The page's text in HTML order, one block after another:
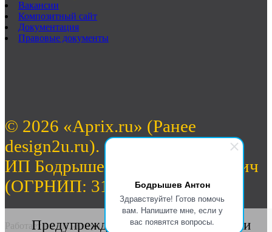
Бодрышев Антон
Здравствуйте! Готов помочь
вам. Напишите мне, если у
вас появятся вопросы.
Вакансии
Композитный сайт
Документация
Правовые документы
© 2026 «Aprix.ru» (Ранее
design2u.ru).
ИП Бодрышев Антон Валерьевич
(ОГРНИП: 312774632701462)
Работает на «1С-Битрикс: Управление сайтом».
Предупреждение о сборе статистики